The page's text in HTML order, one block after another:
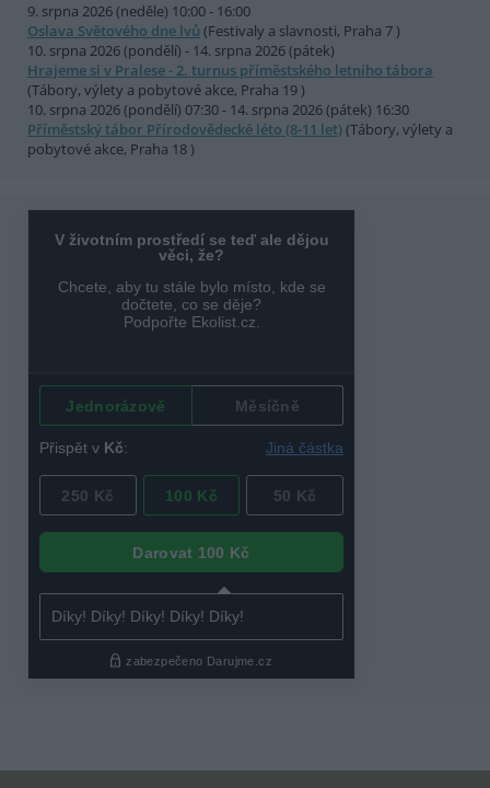
9. srpna 2026 (neděle) 10:00 - 16:00
Oslava Světového dne lvů (Festivaly a slavnosti, Praha 7 )
10. srpna 2026 (pondělí) - 14. srpna 2026 (pátek)
Hrajeme si v Pralese - 2. turnus příměstského letního tábora
(Tábory, výlety a pobytové akce, Praha 19 )
10. srpna 2026 (pondělí) 07:30 - 14. srpna 2026 (pátek) 16:30
Příměstský tábor Přírodovědecké léto (8-11 let)(Tábory, výlety a
pobytové akce, Praha 18 )